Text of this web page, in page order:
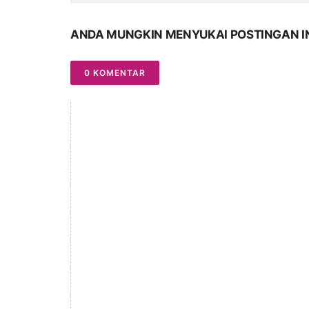
ANDA MUNGKIN MENYUKAI POSTINGAN
0 KOMENTAR